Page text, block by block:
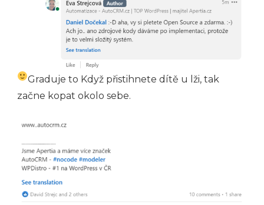
Graduje to Když přistihnete dítě u lži, tak
začne kopat okolo sebe.